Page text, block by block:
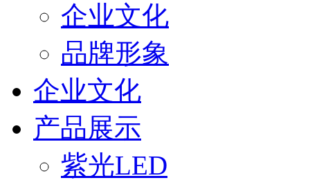
企业文化
品牌形象
企业文化
产品展示
紫光LED